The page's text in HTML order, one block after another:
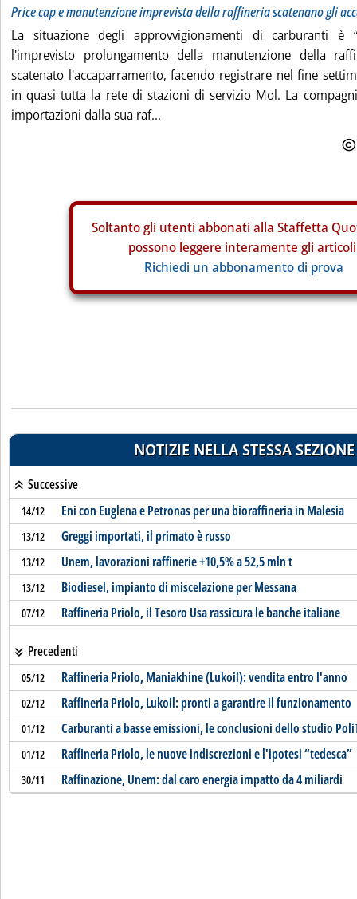
Price cap e manutenzione imprevista della raffineria scatenano gli
La situazione degli approvvigionamenti di carburanti è
l'imprevisto prolungamento della manutenzione della
scatenato l'accaparramento, facendo registrare nel fine
in quasi tutta la rete di stazioni di servizio Mol. La
importazioni dalla sua raf...
Soltanto gli utenti abbonati alla Staffetta
possono leggere interamente gli
Richiedi un abbonamento di prova
NOTIZIE NELLA STESSA SEZIONE
Successive
14/12 Eni con Euglena e Petronas per una bioraffineria in Malesia
13/12 Greggi importati, il primato è russo
13/12 Unem, lavorazioni raffinerie +10,5% a 52,5 mln t
13/12 Biodiesel, impianto di miscelazione per Messana
07/12 Raffineria Priolo, il Tesoro Usa rassicura le banche italiane
Precedenti
05/12 Raffineria Priolo, Maniakhine (Lukoil): vendita entro l'anno
02/12 Raffineria Priolo, Lukoil: pronti a garantire il funzionamento
01/12 Carburanti a basse emissioni, le conclusioni dello studio
01/12 Raffineria Priolo, le nuove indiscrezioni e l'ipotesi “tedesca”
30/11 Raffinazione, Unem: dal caro energia impatto da 4 miliardi